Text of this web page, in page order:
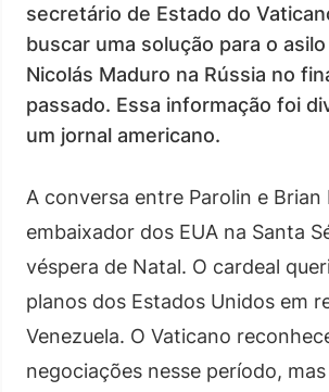
secretário de Estado do
buscar uma solução para o
Nicolás Maduro na Rússia no
passado. Essa informação foi
um jornal americano.
A conversa entre Parolin e Brian
embaixador dos EUA na Santa
véspera de Natal. O cardeal
planos dos Estados Unidos em
Venezuela. O Vaticano
negociações nesse período,